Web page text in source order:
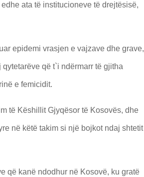
ata të institucioneve të drejtësisë,
epidemi vrasjen e vajzave dhe grave,
që t`i ndërmarr të gjitha
e femicidit.
të Këshillit Gjyqësor të Kosovës, dhe
në këtë takim si një bojkot ndaj shtetit
që kanë ndodhur në Kosovë, ku gratë